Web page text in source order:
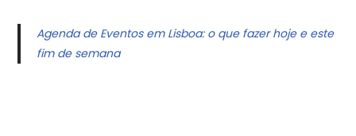
Agenda de Eventos em Lisboa: o que fazer hoje e este
fim de semana